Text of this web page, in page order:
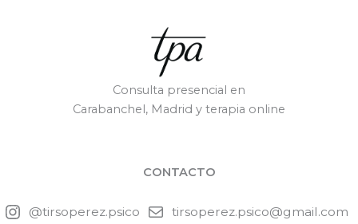
Consulta presencial en
Carabanchel, Madrid y terapia online
CONTACTO
@tirsoperez.psico tirsoperez.psico@gmail.com